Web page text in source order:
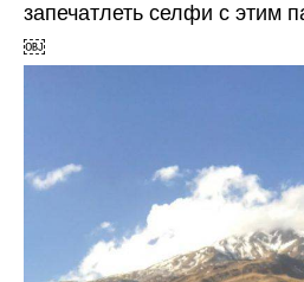
запечатлеть селфи с этим
￼